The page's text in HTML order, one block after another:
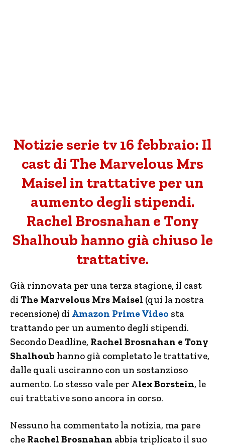
Notizie serie tv 16 febbraio: Il
cast di The Marvelous Mrs
Maisel in trattative per un
aumento degli stipendi.
Rachel Brosnahan e Tony
Shalhoub hanno già chiuso le
trattative.
Già rinnovata per una terza stagione, il cast
di The Marvelous Mrs Maisel (qui la nostra
recensione) di Amazon Prime Video sta
trattando per un aumento degli stipendi.
Secondo Deadline, Rachel Brosnahan e Tony
Shalhoub hanno già completato le trattative,
dalle quali usciranno con un sostanzioso
aumento. Lo stesso vale per Alex Borstein, le
cui trattative sono ancora in corso.
Nessuno ha commentato la notizia, ma pare
che Rachel Brosnahan abbia triplicato il suo